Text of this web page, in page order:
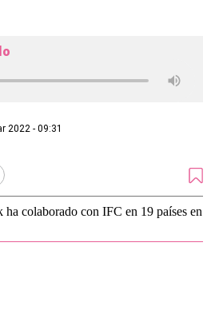
2022 - 09:31
colaborado con IFC en 19 países en